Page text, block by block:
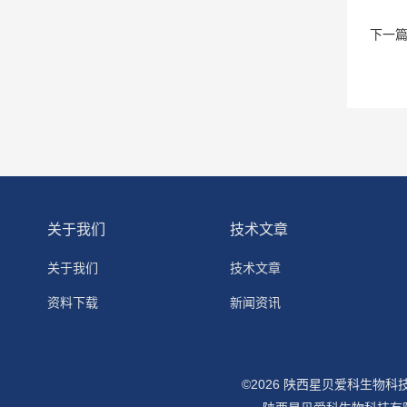
下一
关于我们
关于我们
资料下载
技术文章
技术文章
新闻资讯
©2026 陕西星贝爱科生物科